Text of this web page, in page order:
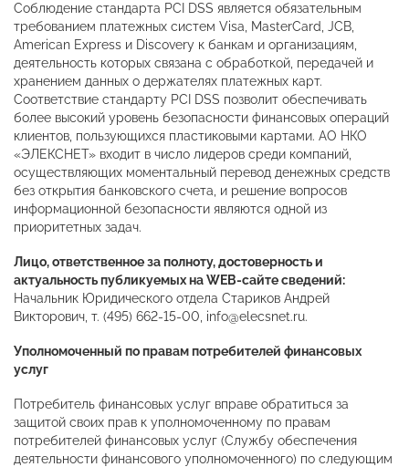
Соблюдение стандарта PCI DSS является обязательным
требованием платежных систем Visa, MasterCard, JCB,
American Express и Discovery к банкам и организациям,
деятельность которых связана с обработкой, передачей и
хранением данных о держателях платежных карт.
Соответствие стандарту PCI DSS позволит обеспечивать
более высокий уровень безопасности финансовых операций
клиентов, пользующихся пластиковыми картами. АО НКО
«ЭЛЕКСНЕТ» входит в число лидеров среди компаний,
осуществляющих моментальный перевод денежных средств
без открытия банковского счета, и решение вопросов
информационной безопасности являются одной из
приоритетных задач.
Лицо, ответственное за полноту, достоверность и
актуальность публикуемых на WEB-сайте сведений:
Начальник Юридического отдела Стариков Андрей
Викторович, т. (495) 662-15-00, info@elecsnet.ru.
Уполномоченный по правам потребителей финансовых
услуг
Потребитель финансовых услуг вправе обратиться за
защитой своих прав к уполномоченному по правам
потребителей финансовых услуг (Службу обеспечения
деятельности финансового уполномоченного) по следующим